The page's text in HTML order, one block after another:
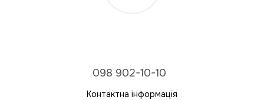
098 902-10-10
Контактна інформація